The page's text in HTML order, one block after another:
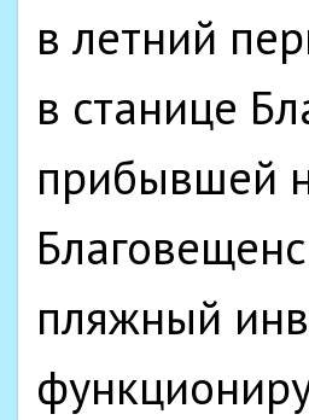
в летний
в станице
прибывшей
пляжный